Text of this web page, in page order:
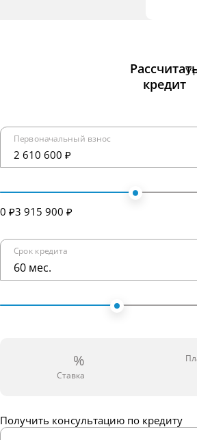
кредит
Первоначальный взнос
2 610 600 ₽
0 ₽3 915 900 ₽
Срок кредита
60 мес.
%
Ставка
Получить консультацию по кредиту